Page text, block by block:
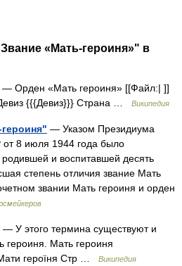
«Мать-героиня»" в
— Орден «Мать героиня» [[Файл:| ]]
{{{Девиз}}} Страна …
Википедия
— Указом Президиума
8 июля 1944 года было
и воспитавшей десять
степень отличия звание Мать
звании Мать героиня и орден
— У этого термина существуют и
героиня. Мать героиня
героїня Стр …
Википедия